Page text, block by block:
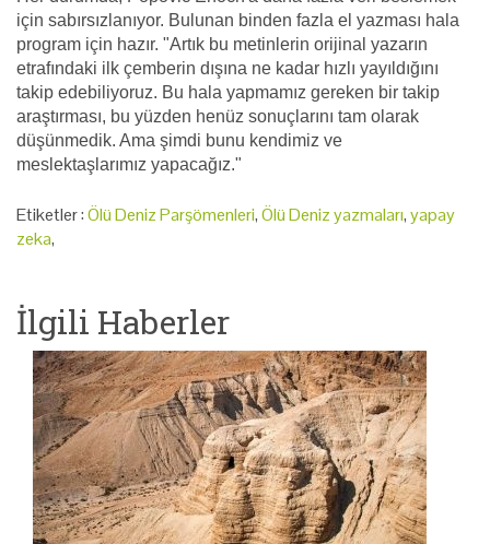
için sabırsızlanıyor. Bulunan binden fazla el yazması hala
program için hazır. "Artık bu metinlerin orijinal yazarın
etrafındaki ilk çemberin dışına ne kadar hızlı yayıldığını
takip edebiliyoruz. Bu hala yapmamız gereken bir takip
araştırması, bu yüzden henüz sonuçlarını tam olarak
düşünmedik. Ama şimdi bunu kendimiz ve
meslektaşlarımız yapacağız."
Etiketler :Ölü Deniz Parşömenleri,Ölü Deniz yazmaları,yapay
zeka,
İlgili Haberler